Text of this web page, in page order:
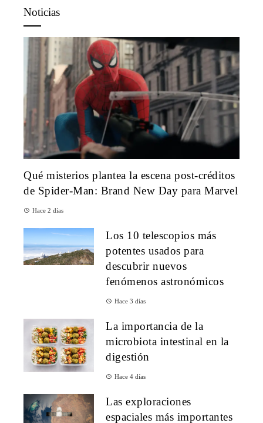
Noticias
Qué misterios plantea la escena post-créditos
de Spider-Man: Brand New Day para Marvel
Hace 2 días
Los 10 telescopios más
potentes usados para
descubrir nuevos
fenómenos astronómicos
Hace 3 días
La importancia de la
microbiota intestinal en la
digestión
Hace 4 días
Las exploraciones
espaciales más importantes